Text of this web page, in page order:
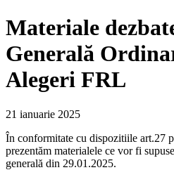
Materiale
Generală
Alegeri FRL
21 ianuarie 2025
În conformitate cu dispozitiile art.27
prezentăm materialele ce vor fi
generală din 29.01.2025.